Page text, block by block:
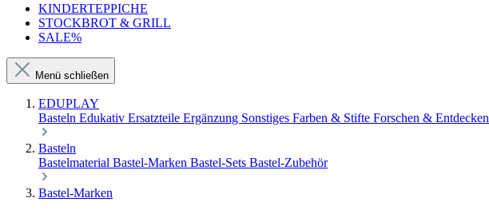
KINDERTEPPICHE
STOCKBROT & GRILL
SALE%
Menü schließen
EDUPLAY
Basteln Edukativ Ersatzteile Ergänzung Sonstiges Farben & Stifte Forschen & Entdecken
Basteln
Bastelmaterial Bastel-Marken Bastel-Sets Bastel-Zubehör
Bastel-Marken